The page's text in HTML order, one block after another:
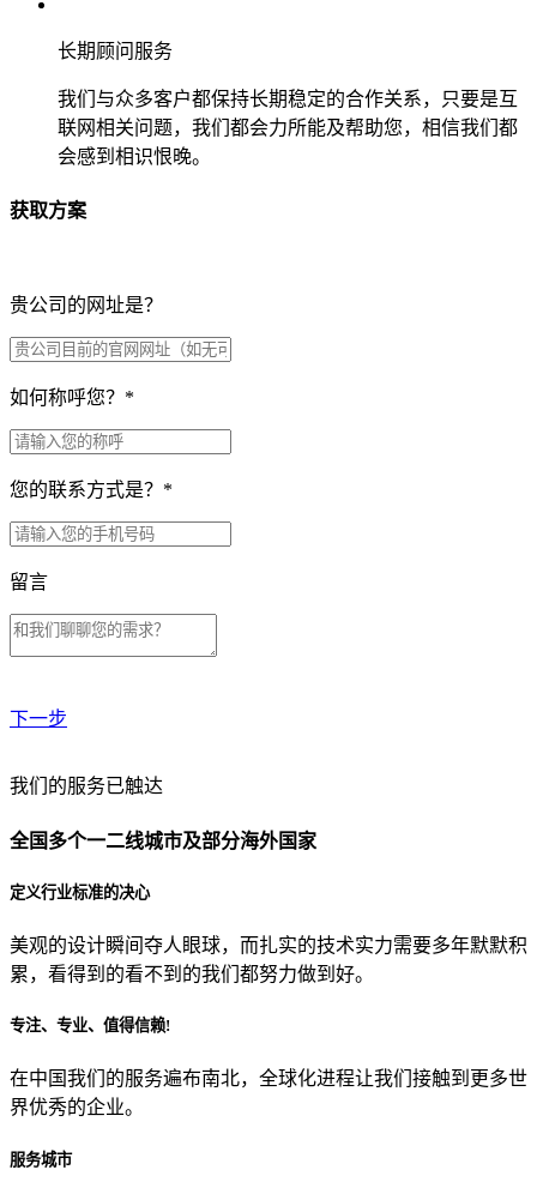
长期顾问服务
我们与众多客户都保持长期稳定的合作关系，只要是互
联网相关问题，我们都会力所能及帮助您，相信我们都
会感到相识恨晚。
获取方案
贵公司的网址是？
如何称呼您？ *
您的联系方式是？ *
留言
下一步
贵公司预算范围是？
贵公司的团队规模是？
目前主要的营销渠道是？
我们的服务已触达
全国多个一二线城市及部分海外国家
定义行业标准的决心
美观的设计瞬间夺人眼球，而扎实的技术实力需要多年默默积
累，看得到的看不到的我们都努力做到好。
专注、专业、值得信赖!
在中国我们的服务遍布南北，全球化进程让我们接触到更多世
界优秀的企业。
服务城市